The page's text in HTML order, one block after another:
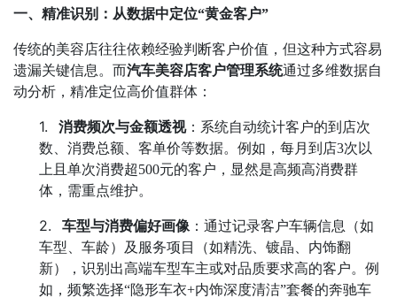
一、精准识别：从数据中定位“黄金客户”
传统的美容店往往依赖经验判断客户价值，但这种方式容易
遗漏关键信息。而汽车美容店客户管理系统通过多维数据自
动分析，精准定位高价值群体：
1. 消费频次与金额透视：系统自动统计客户的到店次
数、消费总额、客单价等数据。例如，每月到店3次以
上且单次消费超500元的客户，显然是高频高消费群
体，需重点维护。
2. 车型与消费偏好画像 ：通过记录客户车辆信息（如
车型、车龄）及服务项目（如精洗、镀晶、内饰翻
新），识别出高端车型车主或对品质要求高的客户。例
如，频繁选择“隐形车衣+内饰深度清洁”套餐的奔驰车